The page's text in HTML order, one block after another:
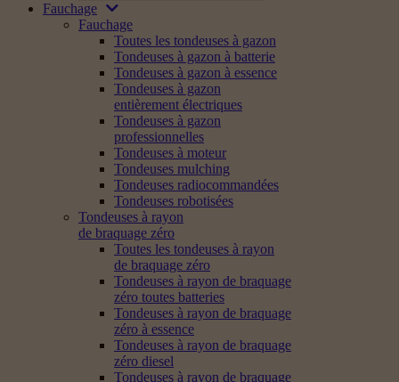
Fauchage
Fauchage
Toutes les tondeuses à gazon
Tondeuses à gazon à batterie
Tondeuses à gazon à essence
Tondeuses à gazon
entièrement électriques
Tondeuses à gazon
professionnelles
Tondeuses à moteur
Tondeuses mulching
Tondeuses radiocommandées
Tondeuses robotisées
Tondeuses à rayon
de braquage zéro
Toutes les tondeuses à rayon
de braquage zéro
Tondeuses à rayon de braquage
zéro toutes batteries
Tondeuses à rayon de braquage
zéro à essence
Tondeuses à rayon de braquage
zéro diesel
Tondeuses à rayon de braquage